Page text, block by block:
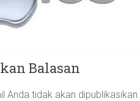
Balasan
Anda tidak akan dipublikasikan.